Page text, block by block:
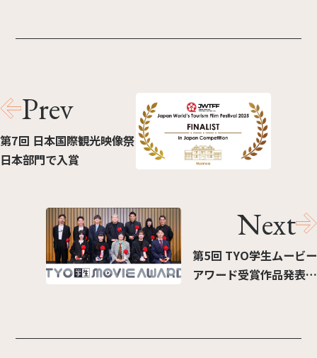
Prev
第7回 日本国際観光映像祭
日本部門で入賞
Next
第5回 TYO学生ムービー
アワード受賞作品発表！